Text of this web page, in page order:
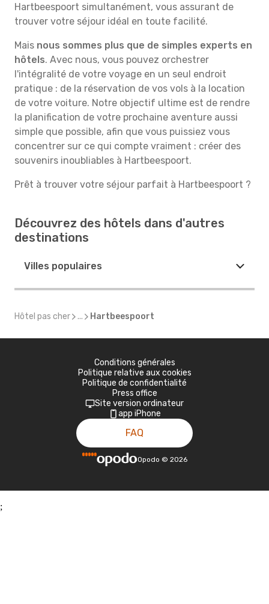
Hartbeespoort simultanément, vous assurant de
trouver votre séjour idéal en toute facilité.
Mais nous sommes plus que de simples experts en
hôtels. Avec nous, vous pouvez orchestrer
l'intégralité de votre voyage en un seul endroit
pratique : de la réservation de vos vols à la location
de votre voiture. Notre objectif ultime est de rendre
la planification de votre prochaine aventure aussi
simple que possible, afin que vous puissiez vous
concentrer sur ce qui compte vraiment : créer des
souvenirs inoubliables à Hartbeespoort.
Prêt à trouver votre séjour parfait à Hartbeespoort ?
Découvrez des hôtels dans d'autres
destinations
Villes populaires
Hôtel pas cher ... Hartbeespoort
Conditions générales
Politique relative aux cookies
Politique de confidentialité
Press office
Site version ordinateur
app iPhone
FAQ
Opodo © 2026
;